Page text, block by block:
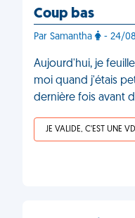
Coup bas
Par Samantha - 24/
Aujourd'hui, je
moi quand j'étais
dernière fois avant
JE VALIDE, C'EST UNE